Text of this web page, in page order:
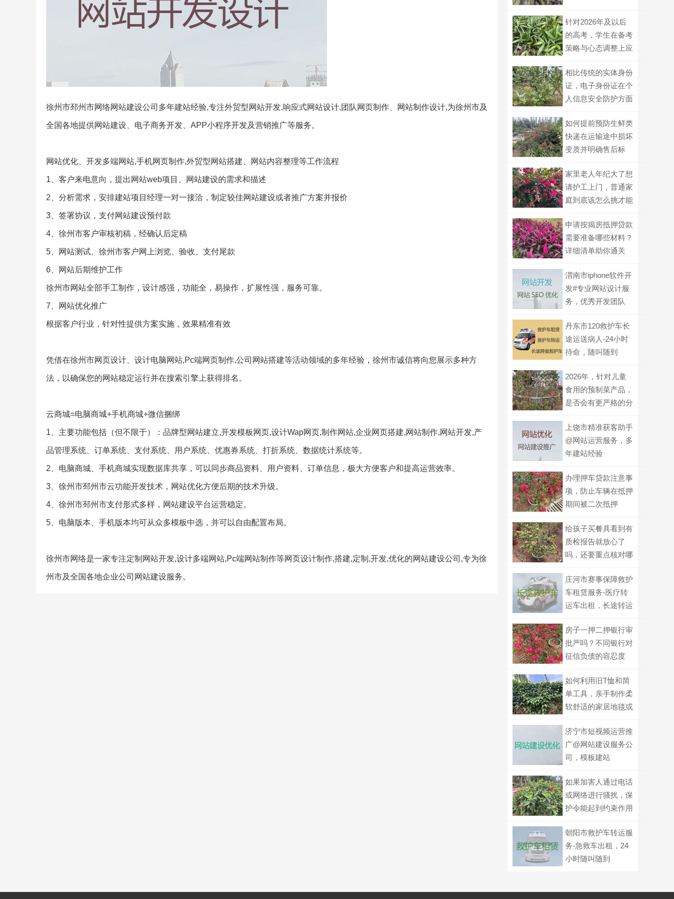
徐州市邳州市网络网站建设公司多年建站经验,专注外贸型网站开发,响应式网站设计,团队网页制作、网站制作设计,为徐州市及
全国各地提供网站建设、电子商务开发、APP小程序开发及营销推广等服务。
网站优化、开发多端网站,手机网页制作,外贸型网站搭建、网站内容整理等工作流程
1、客户来电意向，提出网站web项目、网站建设的需求和描述
2、分析需求，安排建站项目经理一对一接洽，制定较佳网站建设或者推广方案并报价
3、签署协议，支付网站建设预付款
4、徐州市客户审核初稿，经确认后定稿
5、网站测试、徐州市客户网上浏览、验收、支付尾款
6、网站后期维护工作
徐州市网站全部手工制作，设计感强，功能全，易操作，扩展性强，服务可靠。
7、网站优化推广
根据客户行业，针对性提供方案实施，效果精准有效
凭借在徐州市网页设计、设计电脑网站,Pc端网页制作,公司网站搭建等活动领域的多年经验，徐州市诚信将向您展示多种方
法，以确保您的网站稳定运行并在搜索引擎上获得排名。
云商城=电脑商城+手机商城+微信捆绑
1、主要功能包括（但不限于）：品牌型网站建立,开发模板网页,设计Wap网页,制作网站,企业网页搭建,网站制作,网站开发,产
品管理系统、订单系统、支付系统、用户系统、优惠券系统、打折系统、数据统计系统等。
2、电脑商城、手机商城实现数据库共享，可以同步商品资料、用户资料、订单信息，极大方便客户和提高运营效率。
3、徐州市邳州市云功能开发技术，网站优化方便后期的技术升级。
4、徐州市邳州市支付形式多样，网站建设平台运营稳定。
5、电脑版本、手机版本均可从众多模板中选，并可以自由配置布局。
徐州市网络是一家专注定制网站开发,设计多端网站,Pc端网站制作等网页设计制作,搭建,定制,开发,优化的网站建设公司,专为徐
州市及全国各地企业公司网站建设服务。
针对2026年及以后
的高考，学生在备考
策略与心态调整上应
相比传统的实体身份
证，电子身份证在个
人信息安全防护方面
如何提前预防生鲜类
快递在运输途中损坏
变质并明确售后标
家里老人年纪大了想
请护工上门，普通家
庭到底该怎么挑才能
申请按揭房抵押贷款
需要准备哪些材料？
详细清单助你通关
渭南市iphone软件开
发#专业网站设计服
务，优秀开发团队
丹东市120救护车长
途运送病人-24小时
待命，随叫随到
2026年，针对儿童
食用的预制菜产品，
是否会有更严格的分
上饶市精准获客助手
@网站运营服务，多
年建站经验
办理押车贷款注意事
项，防止车辆在抵押
期间被二次抵押
给孩子买餐具看到有
质检报告就放心了
吗，还要重点核对哪
庄河市赛事保障救护
车租赁服务-医疗转
运车出租，长途转运
房子一押二押银行审
批严吗？不同银行对
征信负债的容忍度
如何利用旧T恤和简
单工具，亲手制作柔
软舒适的家居地毯或
济宁市短视频运营推
广@网站建设服务公
司，模板建站
如果加害人通过电话
或网络进行骚扰，保
护令能起到约束作用
朝阳市救护车转运服
务-急救车出租，24
小时随叫随到